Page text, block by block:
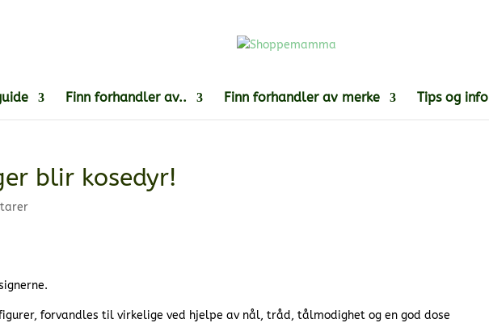
Finn forhandler av.. Finn forhandler av merke Tips og info
blir kosedyr!
forvandles til virkelige ved hjelpe av nål, tråd, tålmodighet og en god dose